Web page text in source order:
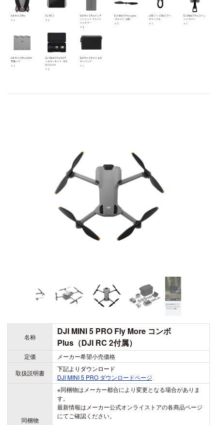
名称
DJI MINI 5 PRO Fly More コンボ
Plus（DJI RC 2付属）
定価
メーカー希望小売価格
取扱説明書
下記よりダウンロード
DJI MINI 5 PRO ダウンロードページ
同梱物
※同梱物はメーカー都合により変更となる場合がありま
す。
最新情報はメーカー公式オンライストアの各商品ページ
にてご確認ください。